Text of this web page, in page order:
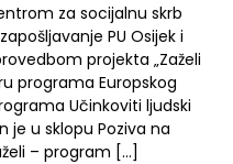
za socijalnu skrb
PU Osijek i
projekta „Zaželi
programa Europskog
Učinkoviti ljudski
je u sklopu Poziva na
– program […]